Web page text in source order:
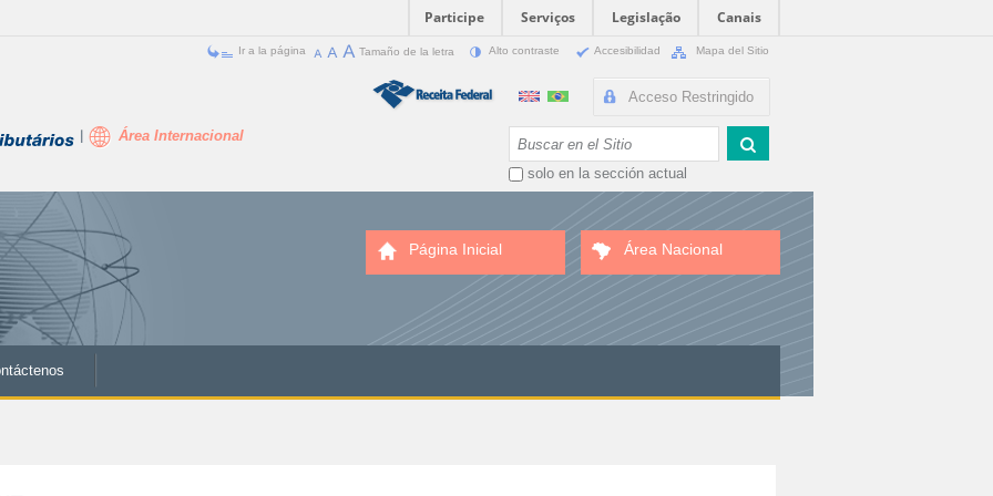
Participe Serviços Legislação
Canais
Ir a la página Tamaño de la letra Alto contraste Accesibilidad Mapa del Sitio
Acceso Restringido
solo en la sección actual
Área Internacional
Página Inicial Área Nacional